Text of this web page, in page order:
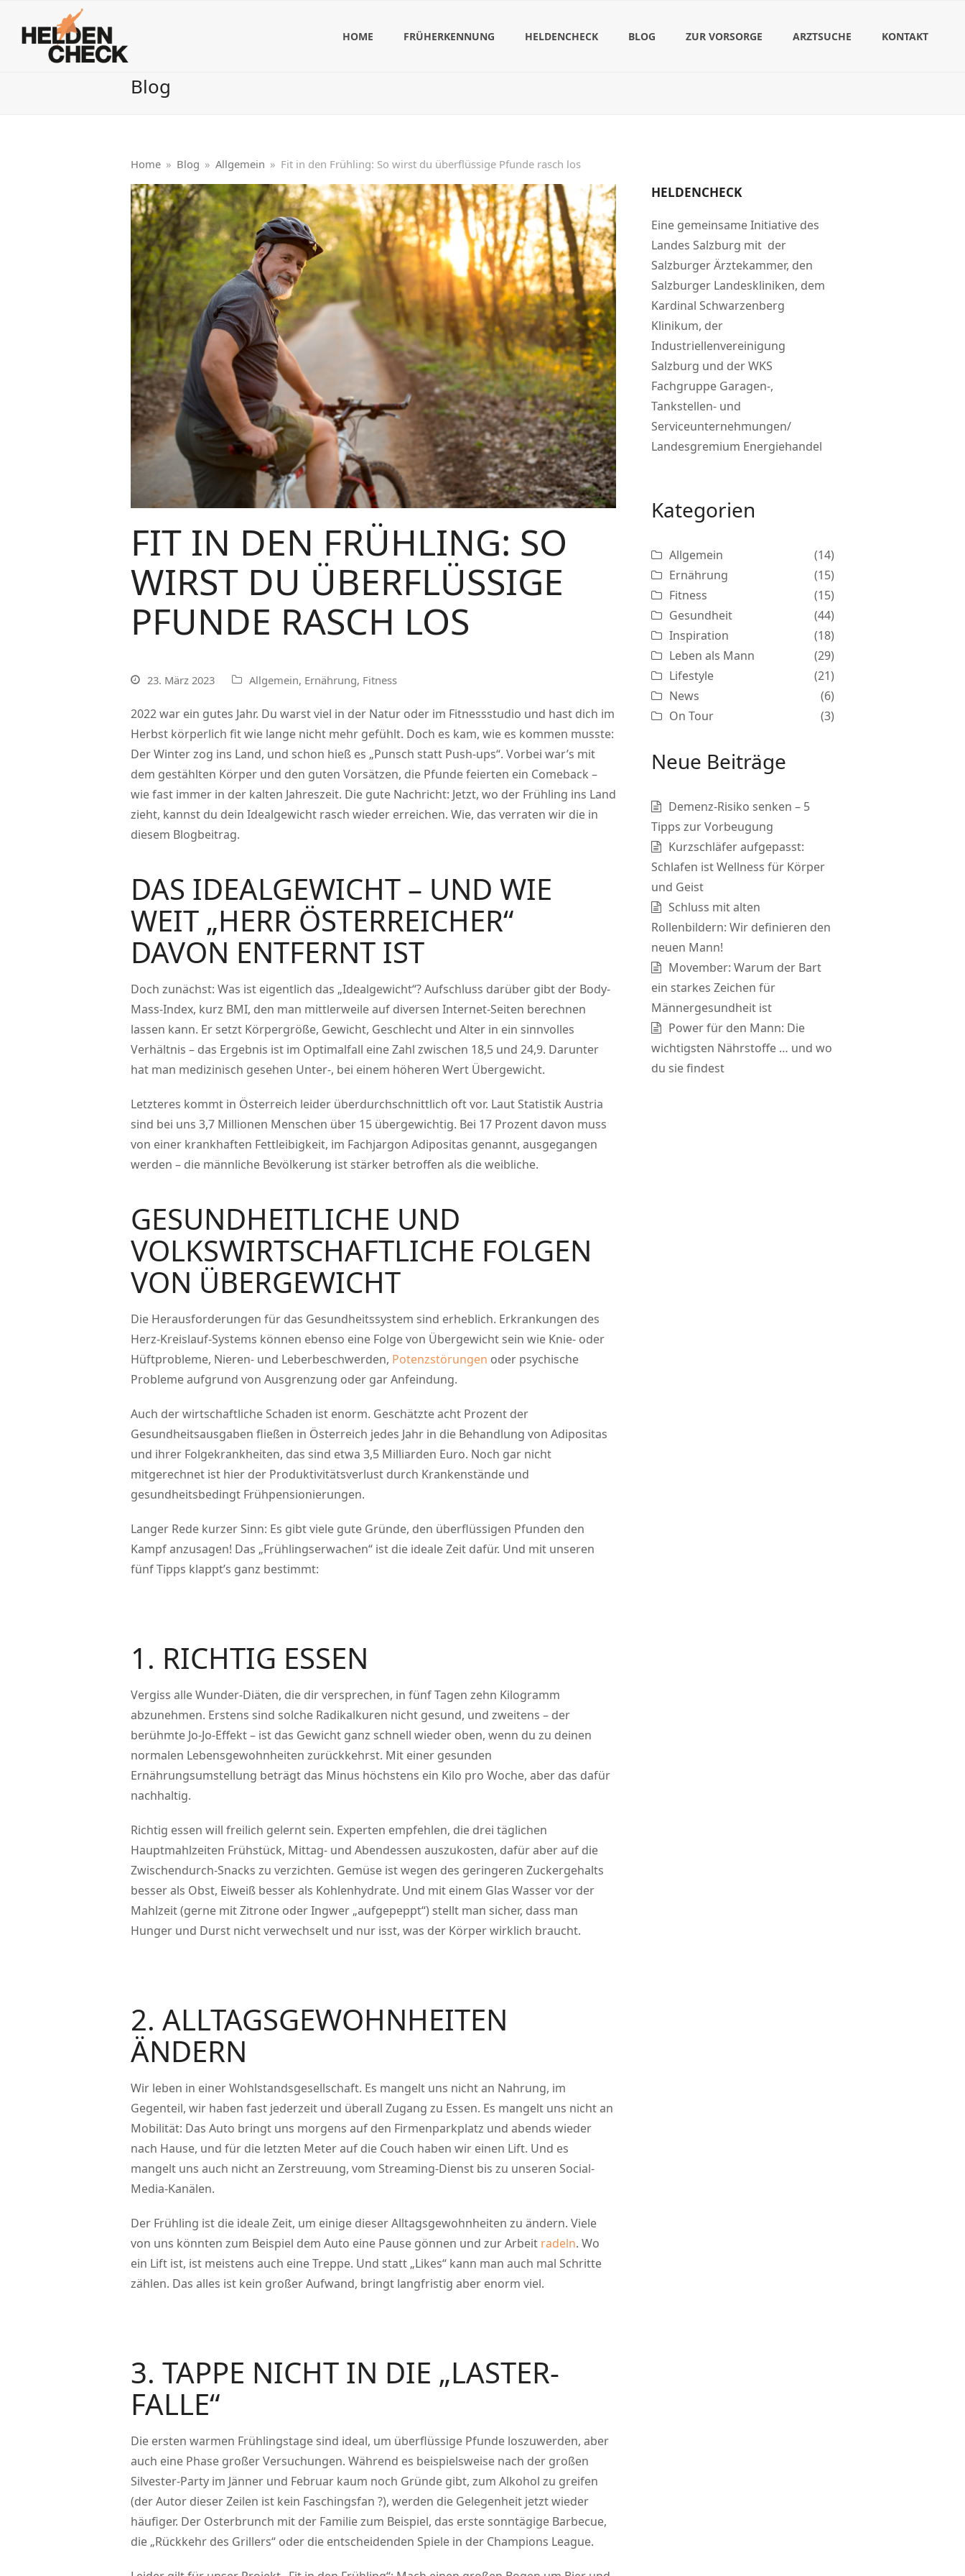
HOME FRÜHERKENNUNG HELDENCHECK BLOG ZUR VORSORGE ARZTSUCHE KONTAKT
Blog
Home » Blog » Allgemein » Fit in den Frühling: So wirst du überflüssige Pfunde rasch los
FIT IN DEN FRÜHLING: SO
WIRST DU ÜBERFLÜSSIGE
PFUNDE RASCH LOS
23. März 2023 Allgemein, Ernährung, Fitness
2022 war ein gutes Jahr. Du warst viel in der Natur oder im Fitnessstudio und hast dich im
Herbst körperlich fit wie lange nicht mehr gefühlt. Doch es kam, wie es kommen musste:
Der Winter zog ins Land, und schon hieß es „Punsch statt Push-ups“. Vorbei war’s mit
dem gestählten Körper und den guten Vorsätzen, die Pfunde feierten ein Comeback –
wie fast immer in der kalten Jahreszeit. Die gute Nachricht: Jetzt, wo der Frühling ins Land
zieht, kannst du dein Idealgewicht rasch wieder erreichen. Wie, das verraten wir die in
diesem Blogbeitrag.
DAS IDEALGEWICHT – UND WIE
WEIT „HERR ÖSTERREICHER“
DAVON ENTFERNT IST
Doch zunächst: Was ist eigentlich das „Idealgewicht“? Aufschluss darüber gibt der Body-
Mass-Index, kurz BMI, den man mittlerweile auf diversen Internet-Seiten berechnen
lassen kann. Er setzt Körpergröße, Gewicht, Geschlecht und Alter in ein sinnvolles
Verhältnis – das Ergebnis ist im Optimalfall eine Zahl zwischen 18,5 und 24,9. Darunter
hat man medizinisch gesehen Unter-, bei einem höheren Wert Übergewicht.
Letzteres kommt in Österreich leider überdurchschnittlich oft vor. Laut Statistik Austria
sind bei uns 3,7 Millionen Menschen über 15 übergewichtig. Bei 17 Prozent davon muss
von einer krankhaften Fettleibigkeit, im Fachjargon Adipositas genannt, ausgegangen
werden – die männliche Bevölkerung ist stärker betroffen als die weibliche.
GESUNDHEITLICHE UND
VOLKSWIRTSCHAFTLICHE FOLGEN
VON ÜBERGEWICHT
Die Herausforderungen für das Gesundheitssystem sind erheblich. Erkrankungen des
Herz-Kreislauf-Systems können ebenso eine Folge von Übergewicht sein wie Knie- oder
Hüftprobleme, Nieren- und Leberbeschwerden, Potenzstörungen oder psychische
Probleme aufgrund von Ausgrenzung oder gar Anfeindung.
Auch der wirtschaftliche Schaden ist enorm. Geschätzte acht Prozent der
Gesundheitsausgaben fließen in Österreich jedes Jahr in die Behandlung von Adipositas
und ihrer Folgekrankheiten, das sind etwa 3,5 Milliarden Euro. Noch gar nicht
mitgerechnet ist hier der Produktivitätsverlust durch Krankenstände und
gesundheitsbedingt Frühpensionierungen.
Langer Rede kurzer Sinn: Es gibt viele gute Gründe, den überflüssigen Pfunden den
Kampf anzusagen! Das „Frühlingserwachen“ ist die ideale Zeit dafür. Und mit unseren
fünf Tipps klappt’s ganz bestimmt:
1. RICHTIG ESSEN
Vergiss alle Wunder-Diäten, die dir versprechen, in fünf Tagen zehn Kilogramm
abzunehmen. Erstens sind solche Radikalkuren nicht gesund, und zweitens – der
berühmte Jo-Jo-Effekt – ist das Gewicht ganz schnell wieder oben, wenn du zu deinen
normalen Lebensgewohnheiten zurückkehrst. Mit einer gesunden
Ernährungsumstellung beträgt das Minus höchstens ein Kilo pro Woche, aber das dafür
nachhaltig.
Richtig essen will freilich gelernt sein. Experten empfehlen, die drei täglichen
Hauptmahlzeiten Frühstück, Mittag- und Abendessen auszukosten, dafür aber auf die
Zwischendurch-Snacks zu verzichten. Gemüse ist wegen des geringeren Zuckergehalts
besser als Obst, Eiweiß besser als Kohlenhydrate. Und mit einem Glas Wasser vor der
Mahlzeit (gerne mit Zitrone oder Ingwer „aufgepeppt“) stellt man sicher, dass man
Hunger und Durst nicht verwechselt und nur isst, was der Körper wirklich braucht.
2. ALLTAGSGEWOHNHEITEN
ÄNDERN
Wir leben in einer Wohlstandsgesellschaft. Es mangelt uns nicht an Nahrung, im
Gegenteil, wir haben fast jederzeit und überall Zugang zu Essen. Es mangelt uns nicht an
Mobilität: Das Auto bringt uns morgens auf den Firmenparkplatz und abends wieder
nach Hause, und für die letzten Meter auf die Couch haben wir einen Lift. Und es
mangelt uns auch nicht an Zerstreuung, vom Streaming-Dienst bis zu unseren Social-
Media-Kanälen.
Der Frühling ist die ideale Zeit, um einige dieser Alltagsgewohnheiten zu ändern. Viele
von uns könnten zum Beispiel dem Auto eine Pause gönnen und zur Arbeit radeln. Wo
ein Lift ist, ist meistens auch eine Treppe. Und statt „Likes“ kann man auch mal Schritte
zählen. Das alles ist kein großer Aufwand, bringt langfristig aber enorm viel.
3. TAPPE NICHT IN DIE „LASTER-
FALLE“
Die ersten warmen Frühlingstage sind ideal, um überflüssige Pfunde loszuwerden, aber
auch eine Phase großer Versuchungen. Während es beispielsweise nach der großen
Silvester-Party im Jänner und Februar kaum noch Gründe gibt, zum Alkohol zu greifen
(der Autor dieser Zeilen ist kein Faschingsfan ?), werden die Gelegenheit jetzt wieder
häufiger. Der Osterbrunch mit der Familie zum Beispiel, das erste sonntägige Barbecue,
die „Rückkehr des Grillers“ oder die entscheidenden Spiele in der Champions League.
HELDENCHECK
Eine gemeinsame Initiative des
Landes Salzburg mit der
Salzburger Ärztekammer, den
Salzburger Landeskliniken, dem
Kardinal Schwarzenberg
Klinikum, der
Industriellenvereinigung
Salzburg und der WKS
Fachgruppe Garagen-,
Tankstellen- und
Serviceunternehmungen/
Landesgremium Energiehandel
Kategorien
Allgemein
(14)
Ernährung
(15)
Fitness
(15)
Gesundheit
(44)
Inspiration
(18)
Leben als Mann
(29)
Lifestyle
(21)
News
(6)
On Tour
(3)
Neue Beiträge
Demenz-Risiko senken – 5
Tipps zur Vorbeugung
Kurzschläfer aufgepasst:
Schlafen ist Wellness für Körper
und Geist
Schluss mit alten
Rollenbildern: Wir definieren den
neuen Mann!
Movember: Warum der Bart
ein starkes Zeichen für
Männergesundheit ist
Power für den Mann: Die
wichtigsten Nährstoffe … und wo
du sie findest